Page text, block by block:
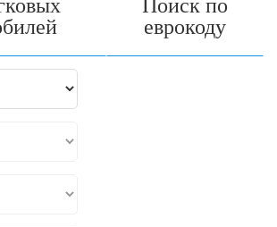
Поиск по
еврокоду